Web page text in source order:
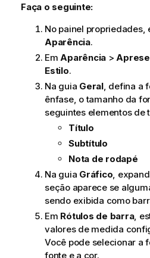
Faça o seguinte:
No painel propriedades,
Aparência.
Em Aparência >
Estilo.
Na guia Geral, defina a
ênfase, o tamanho da
seguintes elementos de
Título
Subtítulo
Nota de rodapé
Na guia Gráfico ,
seção aparece se
sendo exibida como
Em Rótulos de barra,
valores de medida
Você pode selecionar a
fonte e a cor.